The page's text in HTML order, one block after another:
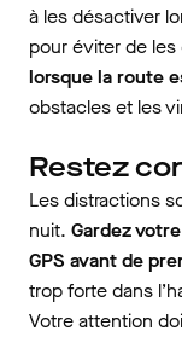
à les désactiver
pour éviter de les
lorsque la route
obstacles et les
Restez
Les distractions
nuit. Gardez
GPS avant de
trop forte dans
Votre attention